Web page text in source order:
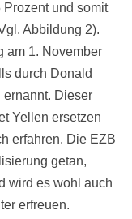
und somit
Abbildung 2).
am 1. November
durch Donald
ernannt. Dieser
Yellen ersetzen
erfahren. Die EZB
getan,
wird es wohl auch
erfreuen.